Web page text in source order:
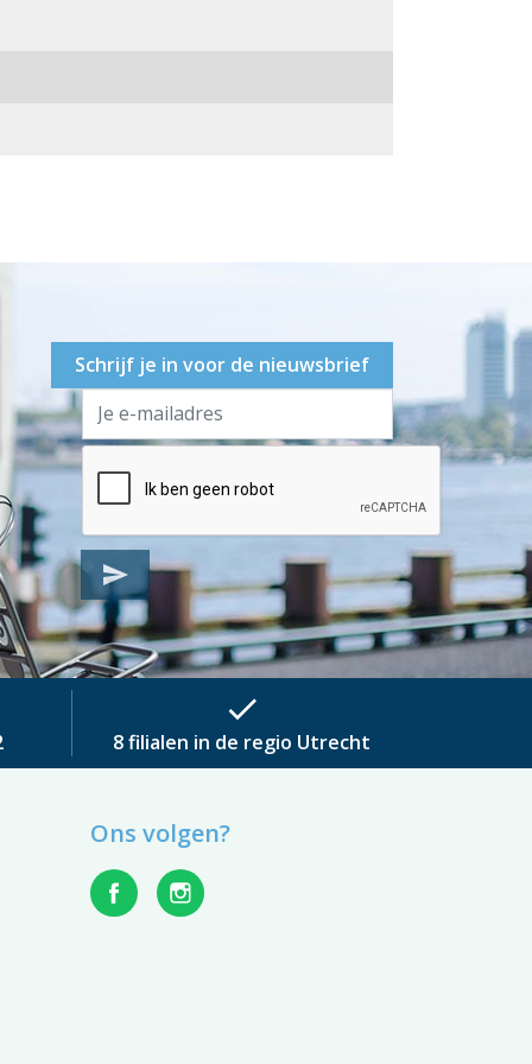
Schrijf je in voor de nieuwsbrief
send
check
8 filialen in de regio Utrecht
Ons volgen?